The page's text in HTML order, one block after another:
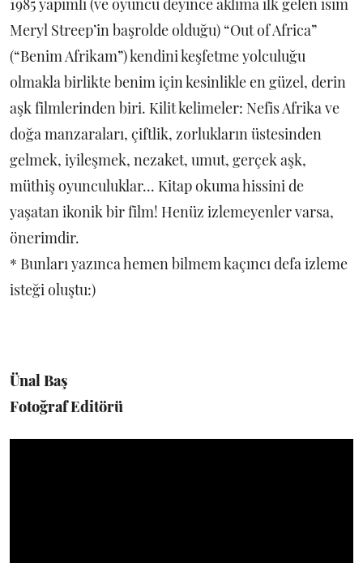
1985 yapımlı (ve oyuncu deyince aklıma ilk gelen isim
Meryl Streep’in başrolde olduğu) “Out of Africa”
(“Benim Afrikam”) kendini keşfetme yolculuğu
olmakla birlikte benim için kesinlikle en güzel, derin
aşk filmlerinden biri. Kilit kelimeler: Nefis Afrika ve
doğa manzaraları, çiftlik, zorlukların üstesinden
gelmek, iyileşmek, nezaket, umut, gerçek aşk,
müthiş oyunculuklar... Kitap okuma hissini de
yaşatan ikonik bir film! Henüz izlemeyenler varsa,
önerimdir.
* Bunları yazınca hemen bilmem kaçıncı defa izleme
isteği oluştu:)
Ünal Baş
Fotoğraf Editörü